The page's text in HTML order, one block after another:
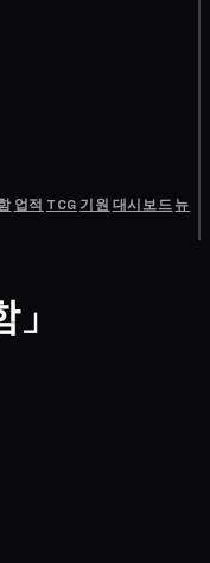
업적 TCG기원 대시보드뉴